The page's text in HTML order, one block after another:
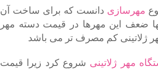
مهرسازی دانست که برای ساخت آن
ضعف این مهرها در قیمت دسته مهر
ژلاتینی کم مصرف تر می باشد
مهر ژلاتینی شروع کرد زیرا قیمت